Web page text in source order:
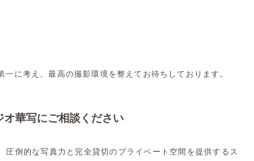
に考え、最高の撮影環境を整えてお待ちしております。
オ華写にご相談ください
圧倒的な写真力と完全貸切のプライベート空間を提供するス